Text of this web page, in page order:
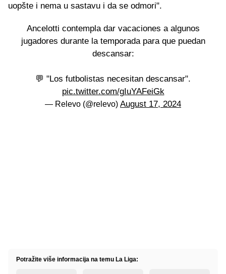
uopšte i nema u sastavu i da se odmori".
Ancelotti contempla dar vacaciones a algunos
jugadores durante la temporada para que puedan
descansar:
💬 "Los futbolistas necesitan descansar".
pic.twitter.com/gIuYAFeiGk
— Relevo (@relevo) August 17, 2024
Potražite više informacija na temu La Liga: